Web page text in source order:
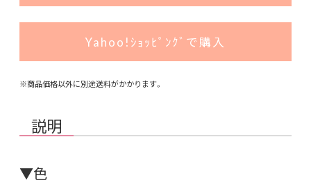
Yahoo!ｼｮｯﾋﾟﾝｸﾞで購入
※商品価格以外に別途送料がかかります。
説明
▼色